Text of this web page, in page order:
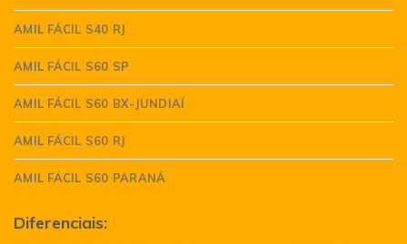
AMIL FÁCIL S40 RJ
AMIL FÁCIL S60 SP
AMIL FÁCIL S60 BX-JUNDIAÍ
AMIL FÁCIL S60 RJ
AMIL FÁCIL S60 PARANÁ
Diferenciais: